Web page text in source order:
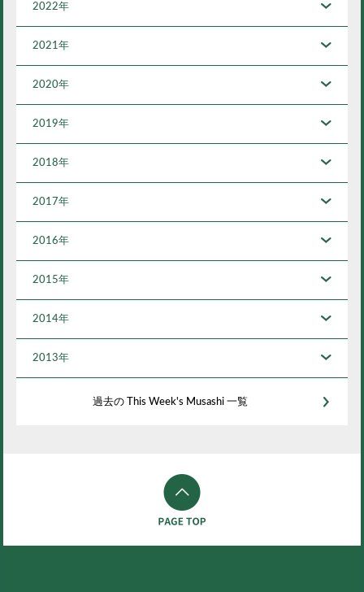
2022年
2021年
2020年
2019年
2018年
2017年
2016年
2015年
2014年
2013年
過去の This Week's Musashi 一覧